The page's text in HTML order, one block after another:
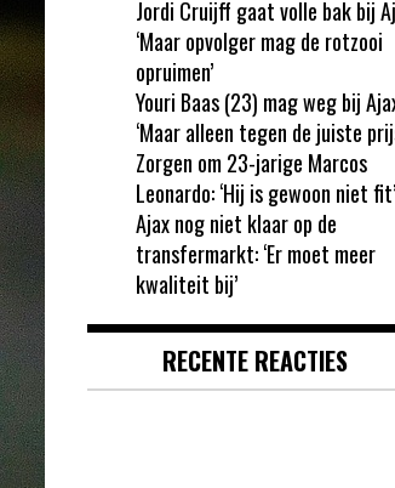
Jordi Cruijff gaat volle bak bij
‘Maar opvolger mag de rotzooi
opruimen’
Youri Baas (23) mag weg bij
‘Maar alleen tegen de juiste
Zorgen om 23-jarige Marcos
Leonardo: ‘Hij is gewoon niet fit’
Ajax nog niet klaar op de
transfermarkt: ‘Er moet meer
kwaliteit bij’
RECENTE REACTIES